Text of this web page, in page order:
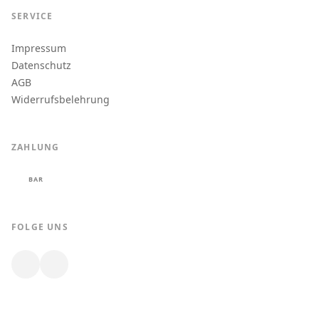
SERVICE
Impressum
Datenschutz
AGB
Widerrufsbelehrung
ZAHLUNG
BAR
FOLGE UNS